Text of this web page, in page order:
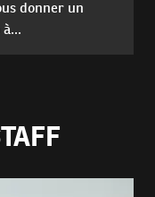
donner un